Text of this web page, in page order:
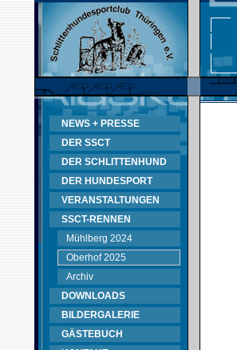
NEWS + PRESSE
DER SSCT
DER SCHLITTENHUND
DER HUNDESPORT
VERANSTALTUNGEN
SSCT-RENNEN
Mühlberg 2024
Oberhof 2025
Archiv
DOWNLOADS
BILDERGALERIE
GÄSTEBUCH